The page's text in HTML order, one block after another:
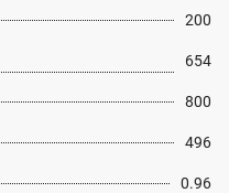
200
654
800
496
0.96